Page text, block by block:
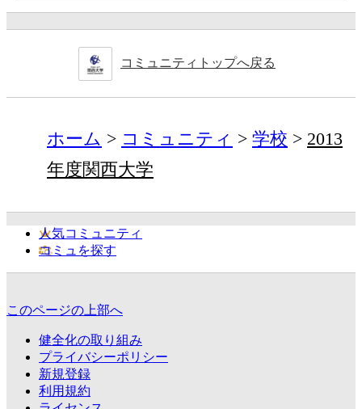
コミュニティトップへ戻る
ホーム コミュニティ 学校
2013
年度関西大学
人気コミュニティ
コミュを探す
このページの上部へ
健全化の取り組み
プライバシーポリシー
新規登録
利用規約